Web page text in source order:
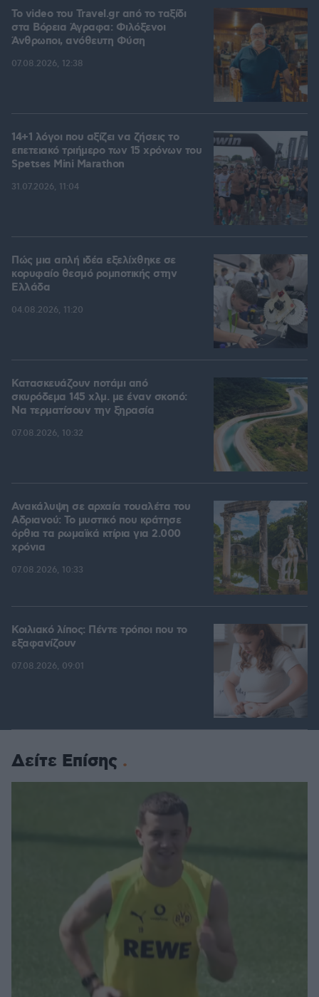
To video του Travel.gr από το ταξίδι
στα Βόρεια Άγραφα: Φιλόξενοι
Άνθρωποι, ανόθευτη Φύση
07.08.2026, 12:38
14+1 λόγοι που αξίζει να ζήσεις το
επετειακό τριήμερο των 15 χρόνων του
Spetses Mini Marathon
31.07.2026, 11:04
Πώς μια απλή ιδέα εξελίχθηκε σε
κορυφαίο θεσμό ρομποτικής στην
Ελλάδα
04.08.2026, 11:20
Κατασκευάζουν ποτάμι από
σκυρόδεμα 145 χλμ. με έναν σκοπό:
Να τερματίσουν την ξηρασία
07.08.2026, 10:32
Ανακάλυψη σε αρχαία τουαλέτα του
Αδριανού: Το μυστικό που κράτησε
όρθια τα ρωμαϊκά κτίρια για 2.000
χρόνια
07.08.2026, 10:33
Κοιλιακό λίπος: Πέντε τρόποι που το
εξαφανίζουν
07.08.2026, 09:01
Δείτε Επίσης